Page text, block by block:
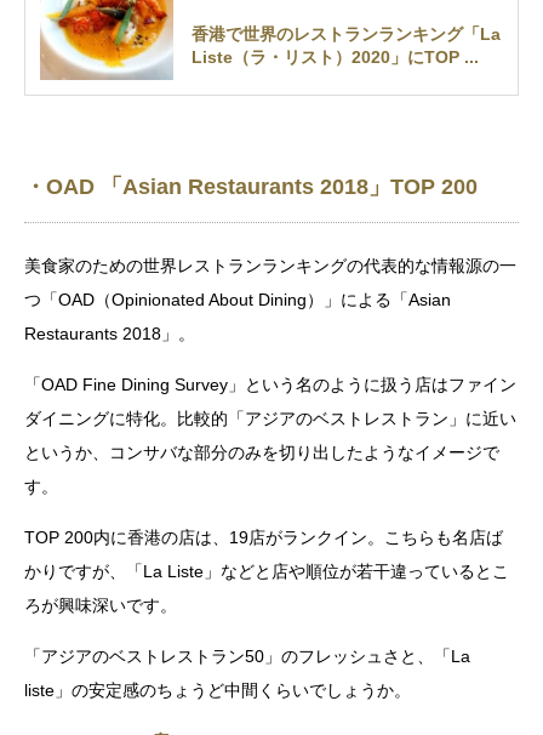
香港で世界のレストランランキング「La
Liste（ラ・リスト）2020」にTOP ...
・OAD 「Asian Restaurants 2018」TOP 200
美食家のための世界レストランランキングの代表的な情報源の一
つ「OAD（Opinionated About Dining）」による「Asian
Restaurants 2018」。
「OAD Fine Dining Survey」という名のように扱う店はファイン
ダイニングに特化。比較的「アジアのベストレストラン」に近い
というか、コンサバな部分のみを切り出したようなイメージで
す。
TOP 200内に香港の店は、19店がランクイン。こちらも名店ば
かりですが、「La Liste」などと店や順位が若干違っているとこ
ろが興味深いです。
「アジアのベストレストラン50」のフレッシュさと、「La
liste」の安定感のちょうど中間くらいでしょうか。